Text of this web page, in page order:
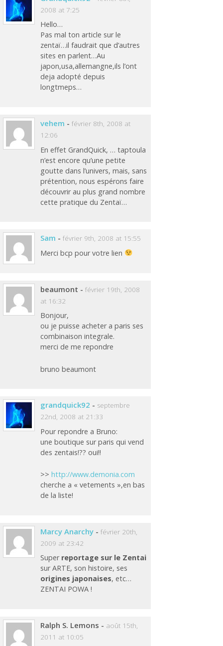
2008 at 7:25
Hello…
Pas mal ton article sur le
zentaï…il faudrait que d’autres
sites en parlent…Au
japon,usa,allemangne,ils l’ont
deja adopté depuis
longtmeps…
vehem - février 8th, 2008 at
12:06
En effet GrandQuick, … taptoula
n’est encore qu’une petite
goutte dans l’univers, mais, sans
prétention, nous espérons faire
découvrir au plus grand nombre
cette pratique du Zentaï…
Sam - février 9th, 2008 at 15:55
Merci bcp pour votre lien
beaumont - février 19th, 2008
at 16:32
Bonjour,
ou je puisse acheter a paris ses
combinaison integrale.
merci de me repondre
bruno beaumont
grandquick92 - septembre
22nd, 2008 at 21:33
Pour repondre a Bruno:
une boutique sur paris qui vend
des zentais!?? oui!!
>>http://www.demonia.com
cherche a « vetements »,en bas
de la liste!
Marcy Anarchy - février 20th,
2009 at 23:42
Super reportage sur le Zentai
sur ARTE, son histoire, ses
origines japonaises, etc…
ZENTAI POWA !
Ralph S. Lemons - août 15th,
2011 at 10:05